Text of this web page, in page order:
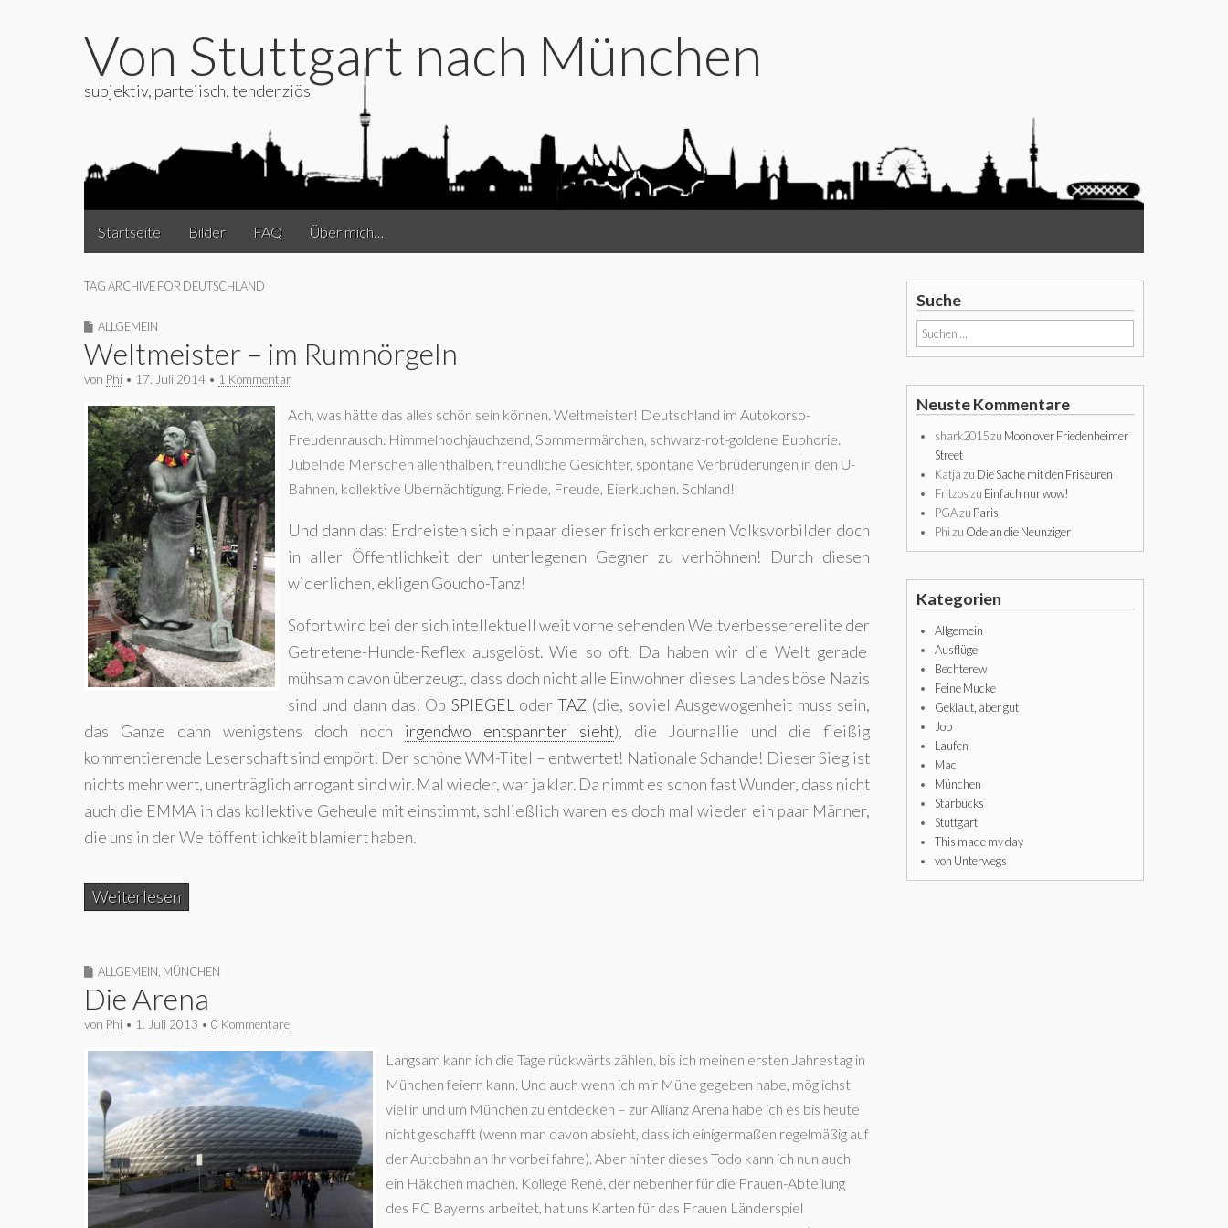
Von Stuttgart nach München
subjektiv, parteiisch, tendenziös
Main
menu
Startseite Bilder FAQ Über mich…
TAG ARCHIVE FOR DEUTSCHLAND
ALLGEMEIN
Weltmeister – im Rumnörgeln
von Phi • 17. Juli 2014 • 1 Kommentar
Ach, was hätte das alles schön sein können. Weltmeister! Deutschland im Autokorso-
Freudenrausch. Himmelhochjauchzend, Sommermärchen, schwarz-rot-goldene Euphorie.
Jubelnde Menschen allenthalben, freundliche Gesichter, spontane Verbrüderungen in den U-
Bahnen, kollektive Übernächtigung. Friede, Freude, Eierkuchen. Schland!
Und dann das: Erdreisten sich ein paar dieser frisch erkorenen Volksvorbilder doch
in aller Öffentlichkeit den unterlegenen Gegner zu verhöhnen! Durch diesen
widerlichen, ekligen Goucho-Tanz!
Sofort wird bei der sich intellektuell weit vorne sehenden Weltverbessererelite der
Getretene-Hunde-Reflex ausgelöst. Wie so oft. Da haben wir die Welt gerade
mühsam davon überzeugt, dass doch nicht alle Einwohner dieses Landes böse Nazis
sind und dann das! Ob SPIEGEL oderTAZ (die, soviel Ausgewogenheit muss sein,
das Ganze dann wenigstens doch noch irgendwo entspannter sieht), die Journallie und die fleißig
kommentierende Leserschaft sind empört! Der schöne WM-Titel – entwertet! Nationale Schande! Dieser Sieg ist
nichts mehr wert, unerträglich arrogant sind wir. Mal wieder, war ja klar. Da nimmt es schon fast Wunder, dass nicht
auch die EMMA in das kollektive Geheule mit einstimmt, schließlich waren es doch mal wieder ein paar Männer,
die uns in der Weltöffentlichkeit blamiert haben.
Weiterlesen
ALLGEMEIN MÜNCHEN
Die Arena
von Phi • 1. Juli 2013 • 0 Kommentare
Langsam kann ich die Tage rückwärts zählen, bis ich meinen ersten Jahrestag in
München feiern kann. Und auch wenn ich mir Mühe gegeben habe, möglichst
viel in und um München zu entdecken – zur Allianz Arena habe ich es bis heute
nicht geschafft (wenn man davon absieht, dass ich einigermaßen regelmäßig auf
der Autobahn an ihr vorbei fahre). Aber hinter dieses Todo kann ich nun auch
ein Häkchen machen. Kollege René, der nebenher für die Frauen-Abteilung
des FC Bayerns arbeitet, hat uns Karten für das Frauen Länderspiel
Suche
Suchen
nach:
Neuste Kommentare
shark2015zu Moon over Friedenheimer
Street
Katjazu Die Sache mit den Friseuren
Fritzoszu Einfach nur wow!
PGAzu Paris
Phizu Ode an die Neunziger
Kategorien
Allgemein
Ausflüge
Bechterew
Feine Mucke
Geklaut, aber gut
Job
Laufen
Mac
München
Starbucks
Stuttgart
This made my day
von Unterwegs